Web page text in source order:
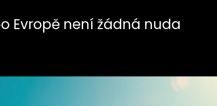
Evropě není žádná nuda